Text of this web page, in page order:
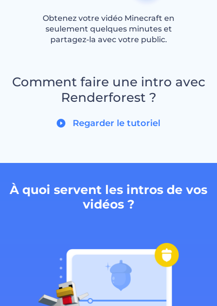
Obtenez votre vidéo Minecraft en
seulement quelques minutes et
partagez-la avec votre public.
Comment faire une intro avec
Renderforest ?
Regarder le tutoriel
À quoi servent les intros de vos
vidéos ?